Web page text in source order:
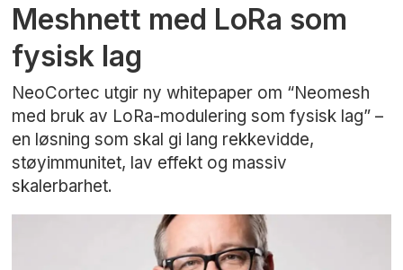
Meshnett med LoRa som
fysisk lag
NeoCortec utgir ny whitepaper om “Neomesh
med bruk av LoRa-modulering som fysisk lag” –
en løsning som skal gi lang rekkevidde,
støyimmunitet, lav effekt og massiv
skalerbarhet.